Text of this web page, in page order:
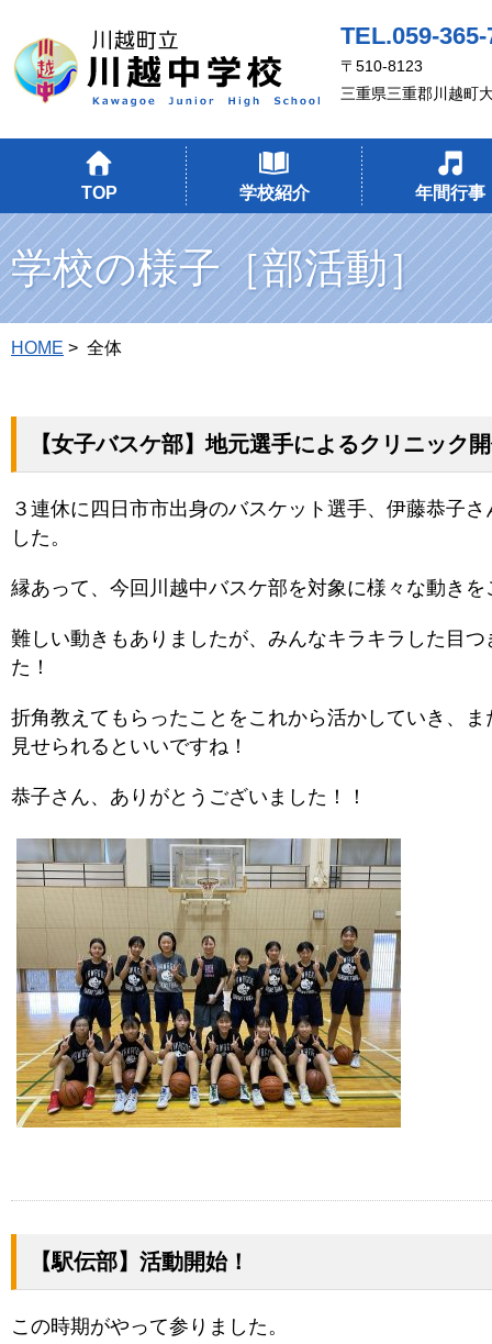
TEL.059-365-
〒510-8123
三重県三重郡川越町
TOP 学校紹介 年間行事
学校の様子［部活動］
HOME > 全体
【女子バスケ部】地元選手によるクリニック
３連休に四日市市出身のバスケット選手、伊藤恭子
した。
縁あって、今回川越中バスケ部を対象に様々な動き
難しい動きもありましたが、みんなキラキラした目
た！
折角教えてもらったことをこれから活かしていき、
見せられるといいですね！
恭子さん、ありがとうございました！！
【駅伝部】活動開始！
この時期がやって参りました。